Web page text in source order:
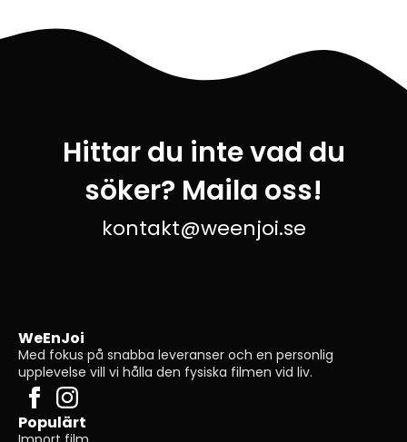
Hittar du inte vad du
söker? Maila oss!
kontakt@weenjoi.se
WeEnJoi
Med fokus på snabba leveranser och en personlig
upplevelse vill vi hålla den fysiska filmen vid liv.
Populärt